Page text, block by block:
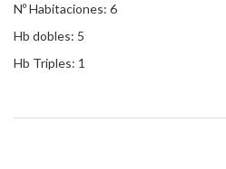
Nº Habitaciones: 6
Hb dobles: 5
Hb Triples: 1